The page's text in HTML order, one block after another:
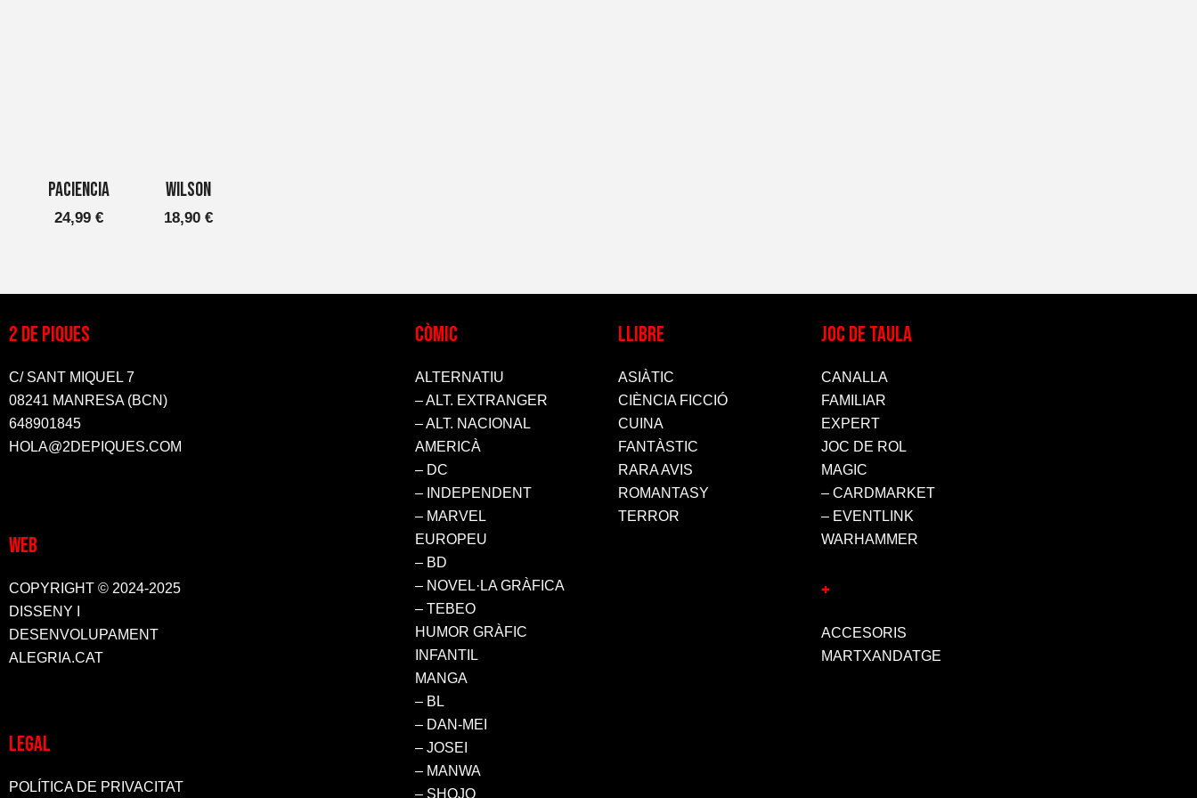
Paciencia
24,99€
Wilson
18,90 €
2 DE PIQUES
C/ SANT MIQUEL 7
08241 MANRESA (BCN)
648901845
HOLA@2DEPIQUES.COM
WEB
COPYRIGHT © 2024-2025
DISSENY I
DESENVOLUPAMENT
ALEGRIA.CAT
LEGAL
POLÍTICA DE PRIVACITAT
CòMIC
ALTERNATIU
– ALT. EXTRANGER
– ALT. NACIONAL
AMERICÀ
– DC
– INDEPENDENT
– MARVEL
EUROPEU
– BD
– NOVEL·LA GRÀFICA
– TEBEO
HUMOR GRÀFIC
INFANTIL
MANGA
– BL
– DAN-MEI
– JOSEI
– MANWA
– SHOJO
LLIBRE
ASIÀTIC
CIÈNCIA FICCIÓ
CUINA
FANTÀSTIC
RARA AVIS
ROMANTASY
TERROR
JOC DE TAULA
CANALLA
FAMILIAR
EXPERT
JOC DE ROL
MAGIC
– CARDMARKET
– EVENTLINK
WARHAMMER
+
ACCESORIS
MARTXANDATGE